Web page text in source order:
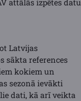
attālās izpētes datu
Latvijas
sākta references
kokiem un
sezonā ievākti
dati, kā arī veikta